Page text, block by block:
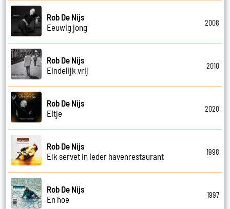
Rob De Nijs
Eeuwig jong
2008
Rob De Nijs
Eindelijk vrij
2010
Rob De Nijs
Eitje
2020
Rob De Nijs
Elk servet in ieder havenrestaurant
1998
Rob De Nijs
En hoe
1997